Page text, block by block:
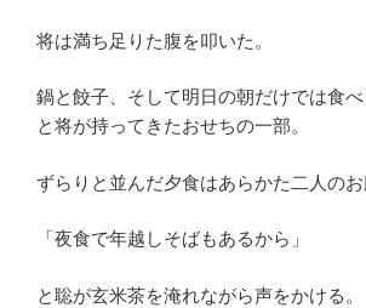
将は満ち足りた腹を叩いた。
鍋と餃子、そして明日の朝だけでは食
と将が持ってきたおせちの一部。
ずらりと並んだ夕食はあらかた二人のお
「夜食で年越しそばもあるから」
と聡が玄米茶を淹れながら声をかける。